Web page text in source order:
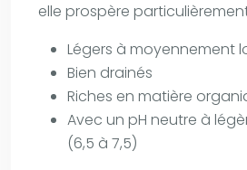
elle prospère
Légers à moyennement
Bien drainés
Riches en matière
Avec un pH neutre à
(6,5 à 7,5)